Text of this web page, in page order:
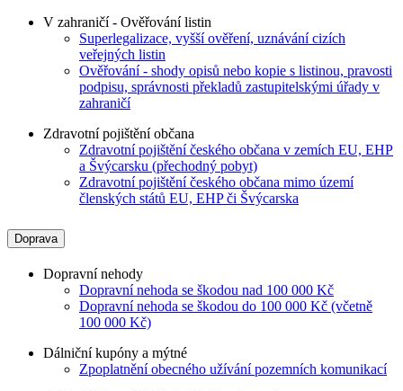
V zahraničí - Ověřování listin
Superlegalizace, vyšší ověření, uznávání cizích
veřejných listin
Ověřování - shody opisů nebo kopie s listinou, pravosti
podpisu, správnosti překladů zastupitelskými úřady v
zahraničí
Zdravotní pojištění občana
Zdravotní pojištění českého občana v zemích EU, EHP
a Švýcarsku (přechodný pobyt)
Zdravotní pojištění českého občana mimo území
členských států EU, EHP či Švýcarska
Doprava
Dopravní nehody
Dopravní nehoda se škodou nad 100 000 Kč
Dopravní nehoda se škodou do 100 000 Kč (včetně
100 000 Kč)
Dálniční kupóny a mýtné
Zpoplatnění obecného užívání pozemních komunikací